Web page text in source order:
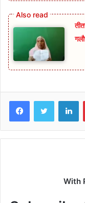
FacebookTwitter
With